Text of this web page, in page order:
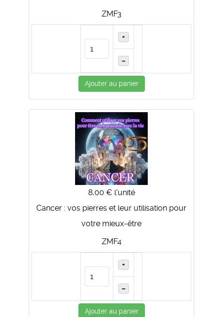
ZMF3
+
–
Ajouter au panier
8,00 € l'unité
Cancer : vos pierres et leur utilisation pour
votre mieux-être
ZMF4
+
–
Ajouter au panier